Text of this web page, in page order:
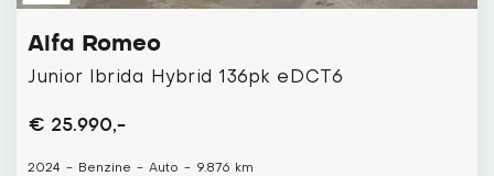
Alfa Romeo
Junior Ibrida Hybrid 136pk eDCT6
€ 25.990,-
2024 - Benzine - Auto - 9.876 km